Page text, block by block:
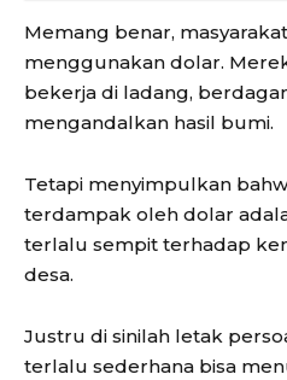
Memang benar,
menggunakan dolar.
bekerja di ladang,
mengandalkan hasil bumi.
Tetapi menyimpulkan
terdampak oleh dolar
terlalu sempit terhadap
desa.
Justru di sinilah letak
terlalu sederhana bisa